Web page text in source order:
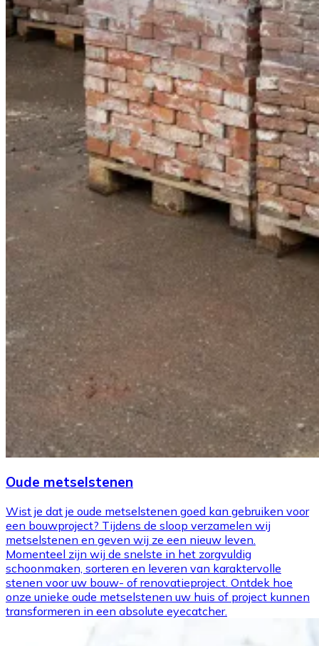
Oude metselstenen
Wist je dat je oude metselstenen goed kan gebruiken voor
een bouwproject? Tijdens de sloop verzamelen wij
metselstenen en geven wij ze een nieuw leven.
Momenteel zijn wij de snelste in het zorgvuldig
schoonmaken, sorteren en leveren van karaktervolle
stenen voor uw bouw- of renovatieproject. Ontdek hoe
onze unieke oude metselstenen uw huis of project kunnen
transformeren in een absolute eyecatcher.